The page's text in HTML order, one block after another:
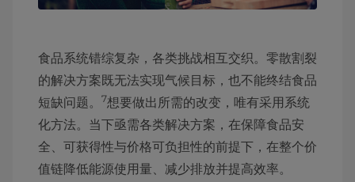
食品系统错综复杂，各类挑战相互交织。零散割裂
的解决方案既无法实现气候目标，也不能终结食品
短缺问题。
7想要做出所需的改变，唯有采用系统
化方法。当下亟需各类解决方案，在保障食品安
全、可获得性与价格可负担性的前提下，在整个价
值链降低能源使用量、减少排放并提高效率。